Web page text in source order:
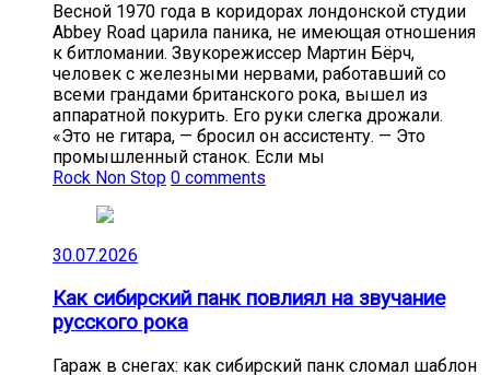
Весной 1970 года в коридорах лондонской студии
Abbey Road царила паника, не имеющая отношения
к битломании. Звукорежиссер Мартин Бёрч,
человек с железными нервами, работавший со
всеми грандами британского рока, вышел из
аппаратной покурить. Его руки слегка дрожали.
«Это не гитара, — бросил он ассистенту. — Это
промышленный станок. Если мы
Rock Non Stop 0 comments
30.07.2026
Как сибирский панк повлиял на звучание
русского рока
Гараж в снегах: как сибирский панк сломал шаблон